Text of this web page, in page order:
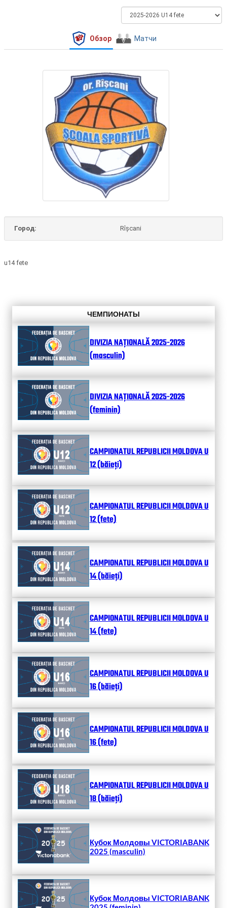
Обзор Матчи
Город: Rîșcani
u14 fete
ЧЕМПИОНАТЫ
DIVIZIA NAȚIONALĂ 2025-2026
(masculin)
DIVIZIA NAȚIONALĂ 2025-2026
(feminin)
CAMPIONATUL REPUBLICII MOLDOVA U
12 (băieți)
CAMPIONATUL REPUBLICII MOLDOVA U
12 (fete)
CAMPIONATUL REPUBLICII MOLDOVA U
14 (băieți)
CAMPIONATUL REPUBLICII MOLDOVA U
14 (fete)
CAMPIONATUL REPUBLICII MOLDOVA U
16 (băieți)
CAMPIONATUL REPUBLICII MOLDOVA U
16 (fete)
CAMPIONATUL REPUBLICII MOLDOVA U
18 (băieți)
Кубок Молдовы VICTORIABANK
2025 (masculin)
Кубок Молдовы VICTORIABANK